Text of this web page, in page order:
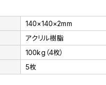
140×140×2mm
アクリル樹脂
100kg（4枚）
5枚